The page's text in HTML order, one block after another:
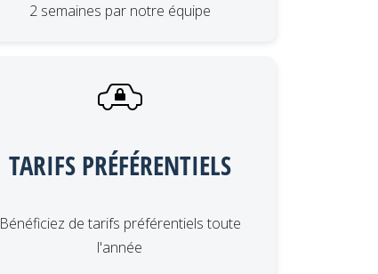
2 semaines par notre équipe
TARIFS PRÉFÉRENTIELS
Bénéficiez de tarifs préférentiels toute
l'année